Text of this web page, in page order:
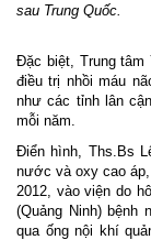
sau Trung Quốc.
Đặc biệt, Trung
điều trị nhồi máu
như các tỉnh lân
mỗi năm.
Điển hình, Ths.Bs
nước và oxy cao
2012, vào viện do
(Quảng Ninh) bệnh
qua ống nội khí